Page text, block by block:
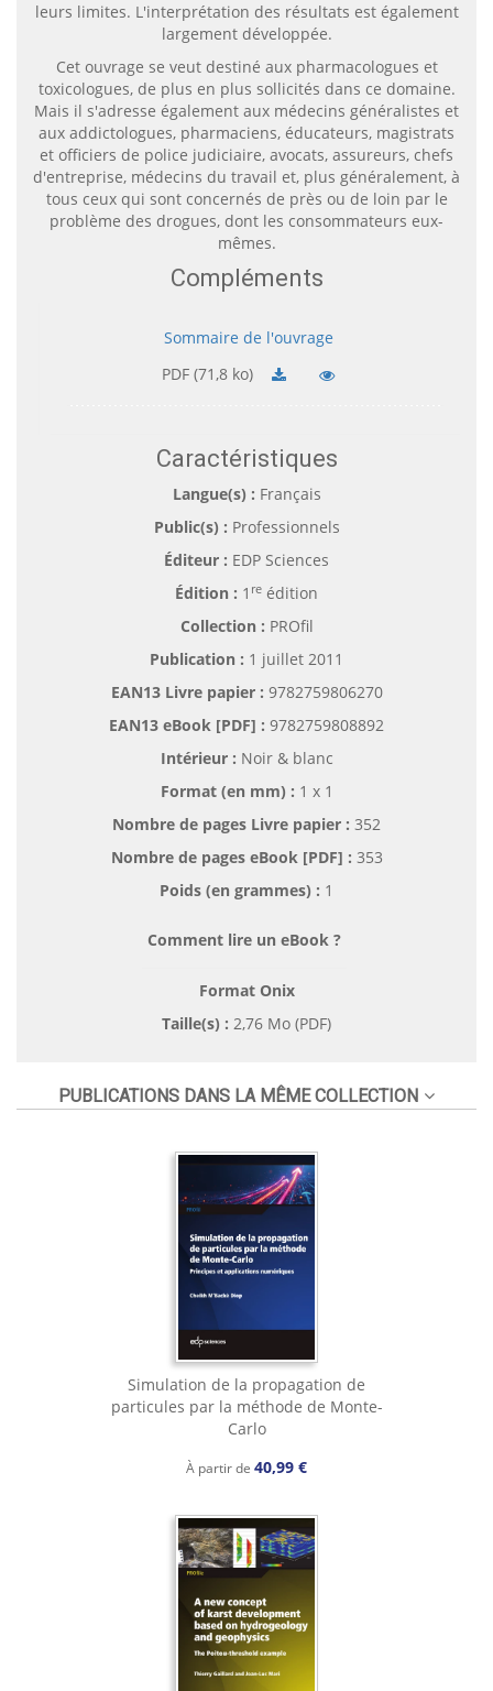
leurs limites. L'interprétation des résultats est également
largement développée.
Cet ouvrage se veut destiné aux pharmacologues et
toxicologues, de plus en plus sollicités dans ce domaine.
Mais il s'adresse également aux médecins généralistes et
aux addictologues, pharmaciens, éducateurs, magistrats
et officiers de police judiciaire, avocats, assureurs, chefs
d'entreprise, médecins du travail et, plus généralement, à
tous ceux qui sont concernés de près ou de loin par le
problème des drogues, dont les consommateurs eux-
mêmes.
Compléments
Sommaire de l'ouvrage
PDF (71,8 ko)
Caractéristiques
Langue(s) : Français
Public(s) : Professionnels
Éditeur : EDP Sciences
Édition : 1 re édition
Collection : PROfil
Publication : 1 juillet 2011
EAN13 Livre papier : 9782759806270
EAN13 eBook [PDF] : 9782759808892
Intérieur : Noir & blanc
Format (en mm) : 1 x 1
Nombre de pages Livre papier : 352
Nombre de pages eBook [PDF] : 353
Poids (en grammes) : 1
Comment lire un eBook ?
Format Onix
Taille(s) : 2,76 Mo (PDF)
PUBLICATIONS DANS LA MÊME COLLECTION
Simulation de la propagation de
particules par la méthode de Monte-
Carlo
À partir de 40,99 €